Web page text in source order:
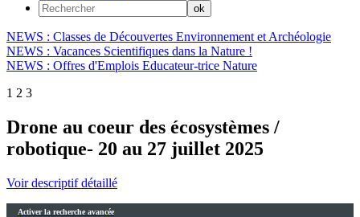
NEWS : Classes de Découvertes Environnement et Archéologie
NEWS : Vacances Scientifiques dans la Nature !
NEWS : Offres d'Emplois Educateur-trice Nature
1 2 3
Drone au coeur des écosystèmes /
robotique- 20 au 27 juillet 2025
Voir descriptif détaillé
Activer la recherche avancée